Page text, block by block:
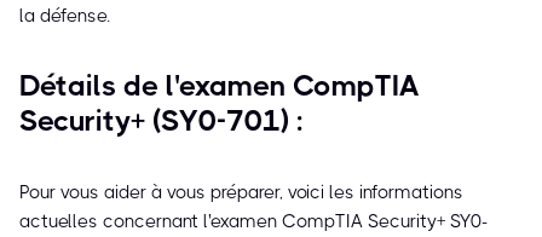
la défense.
Détails de l'examen CompTIA
Security+ (SY0-701) :
Pour vous aider à vous préparer, voici les informations
actuelles concernant l'examen CompTIA Security+ SY0-